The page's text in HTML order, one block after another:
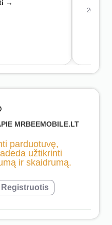
→
2026-
MRBEEMOBILE.LT
parduotuvę,
užtikrinti
ir skaidrumą.